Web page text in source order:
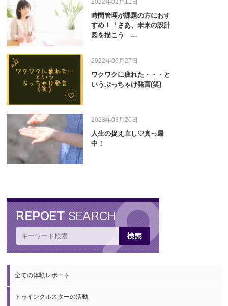
2022年02月11日
時間管理が課題の方におす
すめ！「さあ、未来の設計
図を描こう …
2022年06月27日
ワクワクに疲れた・・・と
いうぶっちゃけ発言(笑)
2023年03月20日
人生の捉え直し♡真っ最
中！
全ての体験レポート
トゥインクルスターの活動